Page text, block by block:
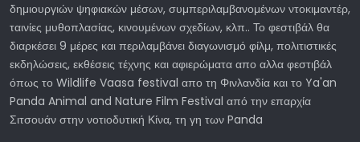
δημιουργιών ψηφιακών μέσων, συμπεριλαμβανομένων ντοκιμαντέρ,
ταινίες μυθοπλασίας, κινουμένων σχεδίων, κλπ.. Το φεστιβάλ θα
διαρκέσει 9 μέρες και περιλαμβάνει διαγωνισμό φίλμ, πολιτιστικές
εκδηλώσεις, εκθέσεις τέχνης και αφιερώματα απο αλλα φεστιβάλ
όπως το Wildlife Vaasa festival απο τη Φινλανδία και το Ya'an
Panda Animal and Nature Film Festival από την επαρχία
Σιτσουάν στην νοτιοδυτική Κίνα, τη γη των Panda